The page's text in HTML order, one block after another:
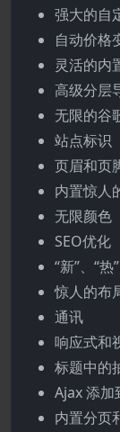
强大的自
自动价格
灵活的内
高级分层
无限的谷
站点标识
页眉和页
内置惊人
无限颜色
SEO优化
“新”、“
惊人的布
通讯
响应式和
标题中的
Ajax 添加
内置分页